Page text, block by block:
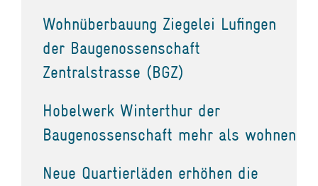
Wohnüberbauung Ziegelei Lufingen
der Baugenossenschaft
Zentralstrasse (BGZ)
Hobelwerk Winterthur der
Baugenossenschaft mehr als wohnen
Neue Quartierläden erhöhen die